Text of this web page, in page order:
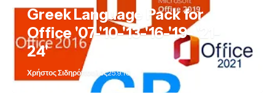
Greek Language Pack for
Office '07-'10-'13-'16-'19- '21-
24'
Χρήστος Σιδηρόπουλος25.9.10